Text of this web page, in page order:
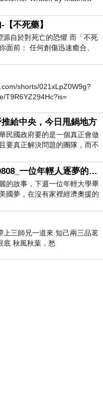
Lee Wa
不死藥】
源自於對死亡的恐懼 而「不死
面前： 任何創傷迅速癒合、
…堪
shorts/021xLpZ0W9g?
T9R6YZ294Hc?is=
給中央，今日甩鍋地方
民國政府要的是一個真正會做
要真正解決問題的團隊，而不
標團隊，最近民進黨
小朱週記 20260808_一位年輕人逐夢的真實故事
的故事，下週一位年輕大學畢
國夢，在沒有家裡經濟奧援的
力工作累積出國基
上三師兄一道來 知己兩三品茗
底 秋風秋葉，愁